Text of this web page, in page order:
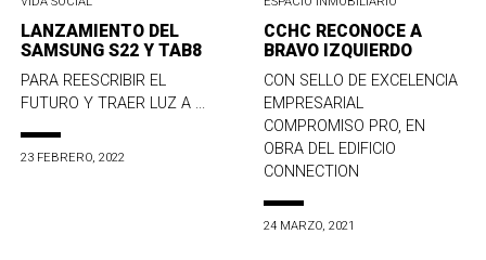
LANZAMIENTO DEL
SAMSUNG S22 Y TAB8
PARA REESCRIBIR EL
FUTURO Y TRAER LUZ A ...
23 FEBRERO, 2022
CCHC RECONOCE A
BRAVO IZQUIERDO
CON SELLO DE EXCELENCIA
EMPRESARIAL
COMPROMISO PRO, EN
OBRA DEL EDIFICIO
CONNECTION
24 MARZO, 2021